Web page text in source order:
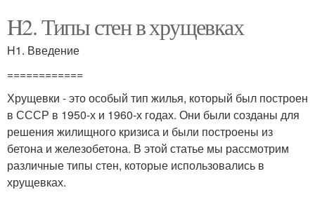
H2. Типы стен в хрущевках
H1. Введение
============
Хрущевки - это особый тип жилья, который был построен
в СССР в 1950-х и 1960-х годах. Они были созданы для
решения жилищного кризиса и были построены из
бетона и железобетона. В этой статье мы рассмотрим
различные типы стен, которые использовались в
хрущевках.